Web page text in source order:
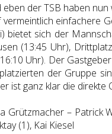
der TSB haben
einfachere
bietet sich der
(13:45 Uhr),
Uhr). Der
der Gruppe
ist ganz klar die
Grützmacher –
(1), Kai Kiesel